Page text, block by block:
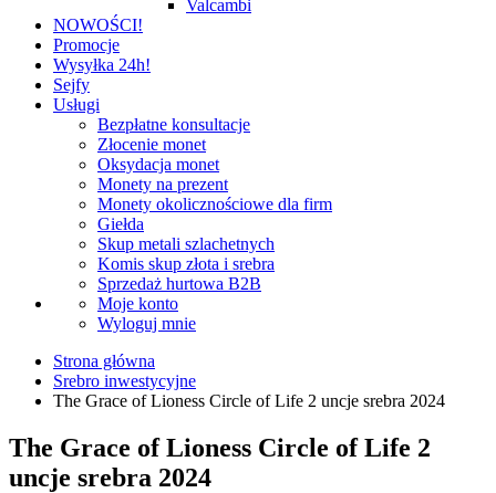
Valcambi
NOWOŚCI!
Promocje
Wysyłka 24h!
Sejfy
Usługi
Bezpłatne konsultacje
Złocenie monet
Oksydacja monet
Monety na prezent
Monety okolicznościowe dla firm
Giełda
Skup metali szlachetnych
Komis skup złota i srebra
Sprzedaż hurtowa B2B
Moje konto
Wyloguj mnie
Strona główna
Srebro inwestycyjne
The Grace of Lioness Circle of Life 2 uncje srebra 2024
The Grace of Lioness Circle of Life 2
uncje srebra 2024